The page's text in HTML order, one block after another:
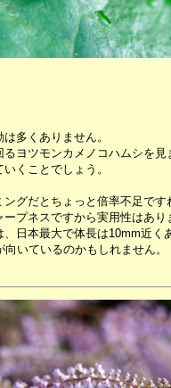
多くありません。
ヨツモンカメノコハムシを見
くことでしょう。
グだとちょっと倍率不足です
プネスですから実用性はあり
日本最大で体長は10mm近く
いているのかもしれません。